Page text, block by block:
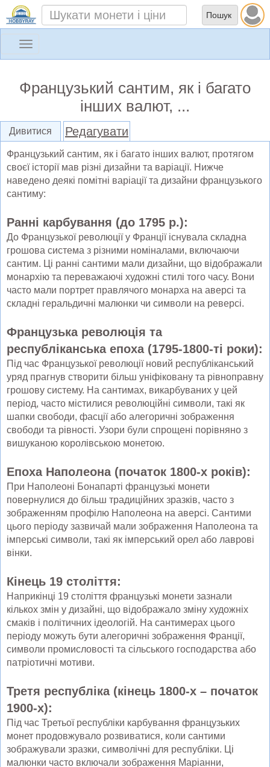
Toggle
Французький сантим, як і багато
інших валют, ...
Дивитися Редагувати
Французький сантим, як і багато інших валют, протягом
своєї історії мав різні дизайни та варіації. Нижче
наведено деякі помітні варіації та дизайни французького
сантиму:
Ранні карбування (до 1795 р.):
До Французької революції у Франції існувала складна
грошова система з різними номіналами, включаючи
сантим. Ці ранні сантими мали дизайни, що відображали
монархію та переважаючі художні стилі того часу. Вони
часто мали портрет правлячого монарха на аверсі та
складні геральдичні малюнки чи символи на реверсі.
Французька революція та
республіканська епоха (1795-1800-ті роки):
Під час Французької революції новий республіканський
уряд прагнув створити більш уніфіковану та рівноправну
грошову систему. На сантимах, викарбуваних у цей
період, часто містилися революційні символи, такі як
шапки свободи, фасції або алегоричні зображення
свободи та рівності. Узори були спрощені порівняно з
вишуканою королівською монетою.
Епоха Наполеона (початок 1800-х років):
При Наполеоні Бонапарті французькі монети
повернулися до більш традиційних зразків, часто з
зображенням профілю Наполеона на аверсі. Сантими
цього періоду зазвичай мали зображення Наполеона та
імперські символи, такі як імперський орел або лаврові
вінки.
Кінець 19 століття:
Наприкінці 19 століття французькі монети зазнали
кількох змін у дизайні, що відображало зміну художніх
смаків і політичних ідеологій. На сантимерах цього
періоду можуть бути алегоричні зображення Франції,
символи промисловості та сільського господарства або
патріотичні мотиви.
Третя республіка (кінець 1800-х – початок
1900-х):
Під час Третьої республіки карбування французьких
монет продовжувало розвиватися, коли сантими
зображували зразки, символічні для республіки. Ці
малюнки часто включали зображення Маріанни,